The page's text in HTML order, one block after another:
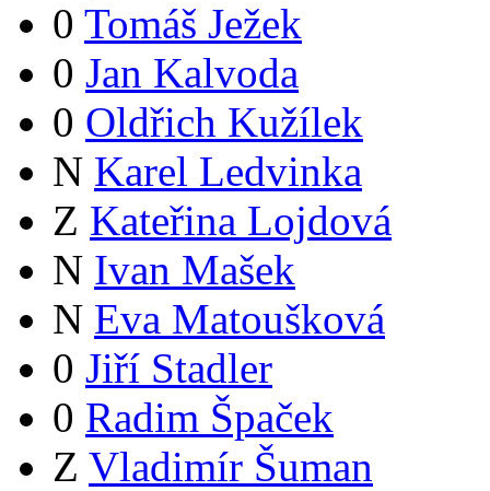
0 Tomáš Ježek
0 Jan Kalvoda
0 Oldřich Kužílek
N Karel Ledvinka
Z Kateřina Lojdová
N Ivan Mašek
N Eva Matoušková
0 Jiří Stadler
0 Radim Špaček
Z Vladimír Šuman